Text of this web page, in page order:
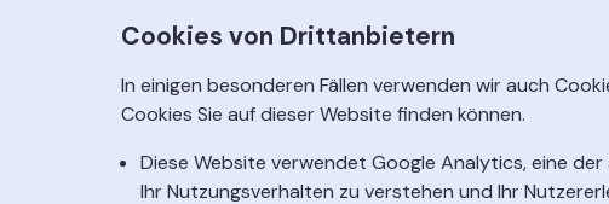
Cookies von Drittanbietern
In einigen besonderen Fällen verwenden wir auch
Cookies Sie auf dieser Website finden können.
Diese Website verwendet Google Analytics, eine
Ihr Nutzungsverhalten zu verstehen und Ihr